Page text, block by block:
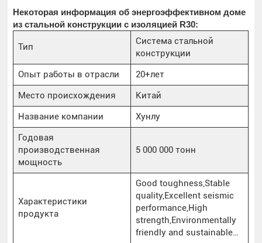
Некоторая информация об энергоэффективном доме
из стальной конструкции с изоляцией R30:
Тип
Система стальной
конструкции
Опыт работы в отрасли
20+лет
Место происхождения
Китай
Название компании
Хунлу
Годовая
производственная
мощность
5 000 000 тонн
Характеристики
продукта
Good toughness,Stable
quality,Excellent seismic
performance,High
strength,Environmentally
friendly and sustainable…